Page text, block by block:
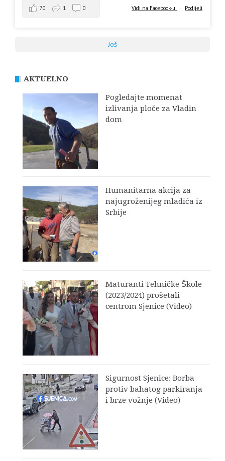
Vidi na Facebook-u · Podijeli
70 1 0
Još
AKTUELNO
Pogledajte momenat
izlivanja ploče za Vladin
dom
Humanitarna akcija za
najugroženijeg mladića iz
Srbije
Maturanti Tehničke Škole
(2023/2024) prošetali
centrom Sjenice (Video)
Sigurnost Sjenice: Borba
protiv bahatog parkiranja
i brze vožnje (Video)